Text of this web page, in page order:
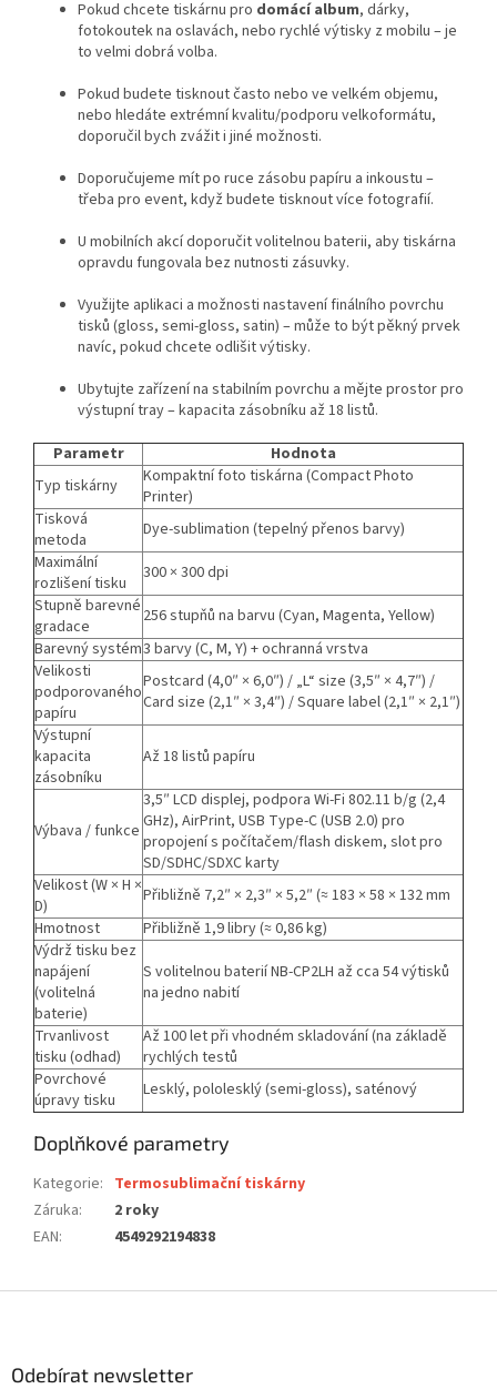
Pokud chcete tiskárnu pro domácí album, dárky,
fotokoutek na oslavách, nebo rychlé výtisky z mobilu – je
to velmi dobrá volba.
Pokud budete tisknout často nebo ve velkém objemu,
nebo hledáte extrémní kvalitu/podporu velkoformátu,
doporučil bych zvážit i jiné možnosti.
Doporučujeme mít po ruce zásobu papíru a inkoustu –
třeba pro event, když budete tisknout více fotografií.
U mobilních akcí doporučit volitelnou baterii, aby tiskárna
opravdu fungovala bez nutnosti zásuvky.
Využijte aplikaci a možnosti nastavení finálního povrchu
tisků (gloss, semi-gloss, satin) – může to být pěkný prvek
navíc, pokud chcete odlišit výtisky.
Ubytujte zařízení na stabilním povrchu a mějte prostor pro
výstupní tray – kapacita zásobníku až 18 listů.
Parametr
Hodnota
Typ tiskárny
Kompaktní foto tiskárna (Compact Photo
Printer)
Tisková
metoda
Dye-sublimation (tepelný přenos barvy)
Maximální
rozlišení tisku
300 × 300 dpi
Stupně barevné
gradace
256 stupňů na barvu (Cyan, Magenta, Yellow)
Barevný systém3 barvy (C, M, Y) + ochranná vrstva
Velikosti
podporovaného
papíru
Postcard (4,0″ × 6,0″) / „L“ size (3,5″ × 4,7″) /
Card size (2,1″ × 3,4″) / Square label (2,1″ × 2,1″)
Výstupní
kapacita
zásobníku
Až 18 listů papíru
Výbava / funkce
3,5″ LCD displej, podpora Wi-Fi 802.11 b/g (2,4
GHz), AirPrint, USB Type-C (USB 2.0) pro
propojení s počítačem/flash diskem, slot pro
SD/SDHC/SDXC karty
Velikost (W × H ×
D)
Přibližně 7,2″ × 2,3″ × 5,2″ (≈ 183 × 58 × 132 mm
Hmotnost
Přibližně 1,9 libry (≈ 0,86 kg)
Výdrž tisku bez
napájení
(volitelná
baterie)
S volitelnou baterií NB-CP2LH až cca 54 vý­tisků
na jedno nabití
Trvanlivost
tisku (odhad)
Až 100 let při vhodném skladování (na základě
rychlých testů
Povrchové
úpravy tisku
Lesklý, pololesklý (semi-gloss), saténový
Doplňkové parametry
Kategorie: Termosublimační tiskárny
Záruka:
2 roky
EAN: 4549292194838
Odebírat newsletter